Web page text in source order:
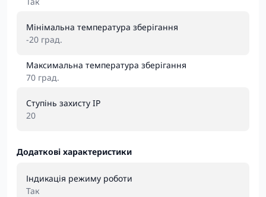
Мінімальна температура зберігання
-20 град.
Максимальна температура зберігання
70 град.
Ступінь захисту IP
20
Додаткові характеристики
Індикація режиму роботи
Так